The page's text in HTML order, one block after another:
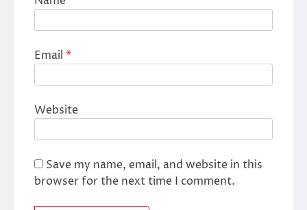
Email *
Website
Save my name, email, and website in this
browser for the next time I comment.